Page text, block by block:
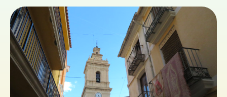
INT CH
DE
ES
UK
IE
IT
Tickets buchen